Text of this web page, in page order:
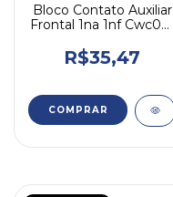
Bloco Contato Auxiliar
Frontal 1na 1nf Cwc025
R$35,47